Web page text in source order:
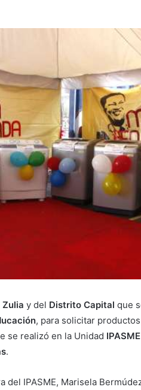
Zulia y del Distrito Capital que
, para solicitar
se realizó en la Unidad
.
del IPASME, Marisela